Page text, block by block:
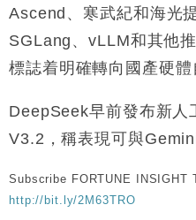
11:12
張
15:59
財經｜SA售股自救
司
Ascend、寒武紀和海光
SGLang、vLLM和其他
標誌着明確轉向國產硬體
DeepSeek早前發布新
V3.2，稱表現可與
Subscribe FORTUNE INSIGHT
http://bit.ly/2M63TRO